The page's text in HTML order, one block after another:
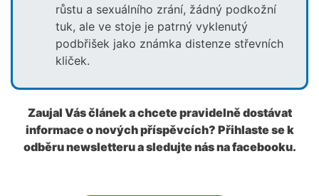
růstu a sexuálního zrání, žádný podkožní
tuk, ale ve stoje je patrný vyklenutý
podbřišek jako známka distenze střevních
kliček.
Zaujal Vás článek a chcete pravidelně dostávat
informace o nových příspěvcích? Přihlaste se k
odběru newsletteru a sledujte nás na facebooku.